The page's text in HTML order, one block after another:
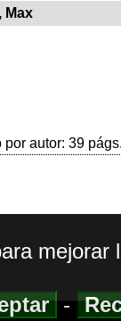
Max
autor: 39
-